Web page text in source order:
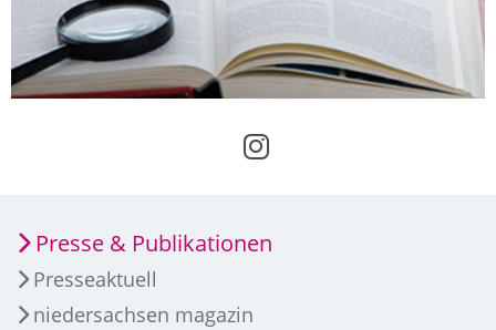
Presse & Publikationen
Presseaktuell
niedersachsen magazin